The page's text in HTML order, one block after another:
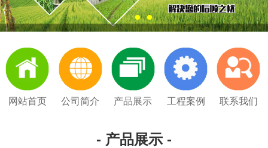
网站首页 公司简介 产品展示 工程案例 联系我们
- 产品展示 -